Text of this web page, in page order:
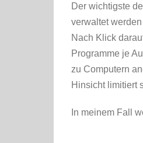
Der wichtigste
verwaltet
Nach Klick
Programme je
zu Computern
Hinsicht limitiert
In meinem Fall